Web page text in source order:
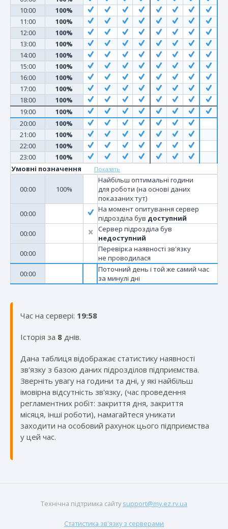
10:00
100%
11:00
100%
12:00
100%
13:00
100%
14:00
100%
15:00
100%
16:00
100%
17:00
100%
18:00
100%
19:00
100%
20:00
100%
21:00
100%
22:00
100%
23:00
100%
Умовні позначення
Показать
00:00 100%
Найбільш оптимальні години
для роботи (на основі даних
показаних тут)
00:00
На момент опитування сервер
підрозділа був доступний
00:00
Сервер підрозділа був
недоступний
00:00
Перевірка наявності зв'язку
не проводилася
00:00
Поточний день і той же самий час
за минулі дні
Час на сервері: 19:58
Iсторія за 8 днів.
Дана таблиця відображає статистику наявності
зв'язку з базою даних підрозділов підприємства.
Зверніть увагу на години та дні, у які найбільш
імовірна відсутність зв'язку, (час проведення
регламентних робіт: закриття дня, закриття
місяця, інші роботи), намагайтеся уникати
заходити на особовий рахунок цього підприємства
у цей час.
Технічна підтримка сайту support@my.ez.rv.ua
Статистика зв'язку з серверами